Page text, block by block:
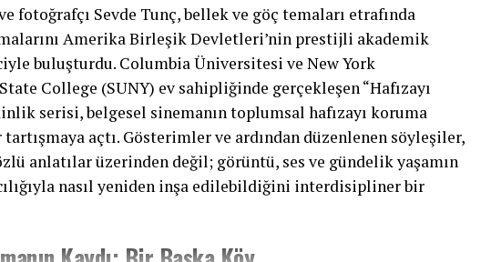
fotoğrafçı Sevde Tunç, bellek ve göç temaları etrafında
Amerika Birleşik Devletleri’nin prestijli akademik
buluşturdu. Columbia Üniversitesi ve New York
College (SUNY) ev sahipliğinde gerçekleşen “Hafızayı
serisi, belgesel sinemanın toplumsal hafızayı koruma
açtı. Gösterimler ve ardından düzenlenen söyleşiler,
anlatılar üzerinden değil; görüntü, ses ve gündelik yaşamın
nasıl yeniden inşa edilebildiğini interdisipliner bir